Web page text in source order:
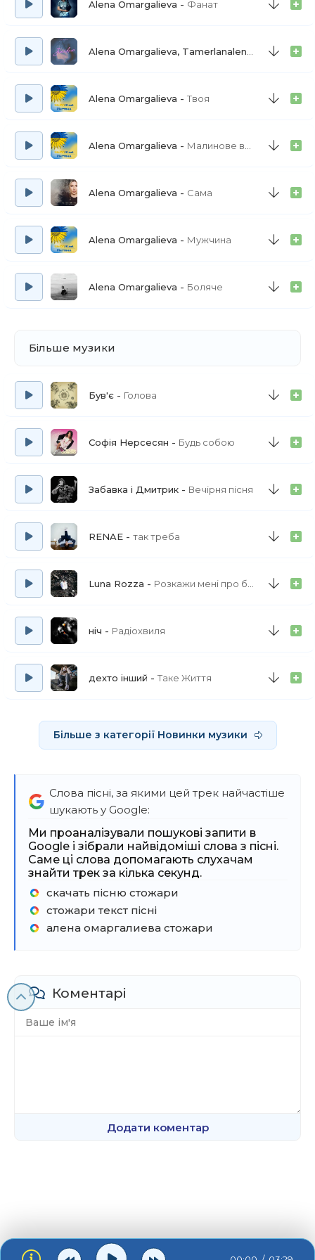
Що долею озветься?
Я кличу знов свою любов
Гей, ви, стожари, мені насняться ваші чари
Так хочу стріти кохання наяву
Так чом, стожари, ви знов заходите за хмари
Alena Omargalieva Фанат
Зайвою
Alena Omargalieva Твоя
Alena Omargalieva Малинове вино
Alena Omargalieva Сама
Alena Omargalieva Мужчина
Alena Omargalieva Боляче
Більше музики
Був'є Голова
Софія Нерсесян Будь собою
Забавка і Дмитрик Вечірня пісня
RENAE так треба
Luna Rozza Розкажи мені про біль
ніч Радіохвиля
дехто інший Таке Життя
Більше з категорії Новинки музики
Слова пісні, за якими цей трек найчастіше
шукають у Google:
Ми проаналізували пошукові запити в
Google і зібрали найвідоміші слова з пісні.
Саме ці слова допомагають слухачам
знайти трек за кілька секунд.
скачать пісню стожари
стожари текст пісні
алена омаргалиева стожари
Коментарі
Додати коментар